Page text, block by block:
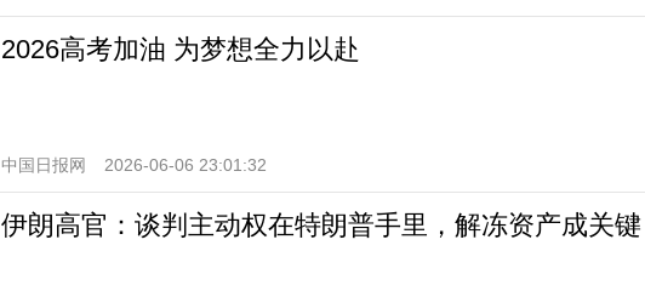
2026高考加油 为梦想全力以赴
中国日报网 2026-06-06 23:01:32
伊朗高官：谈判主动权在特朗普手里，解冻资产成关键